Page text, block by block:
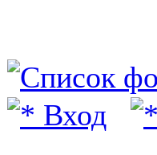
Вход